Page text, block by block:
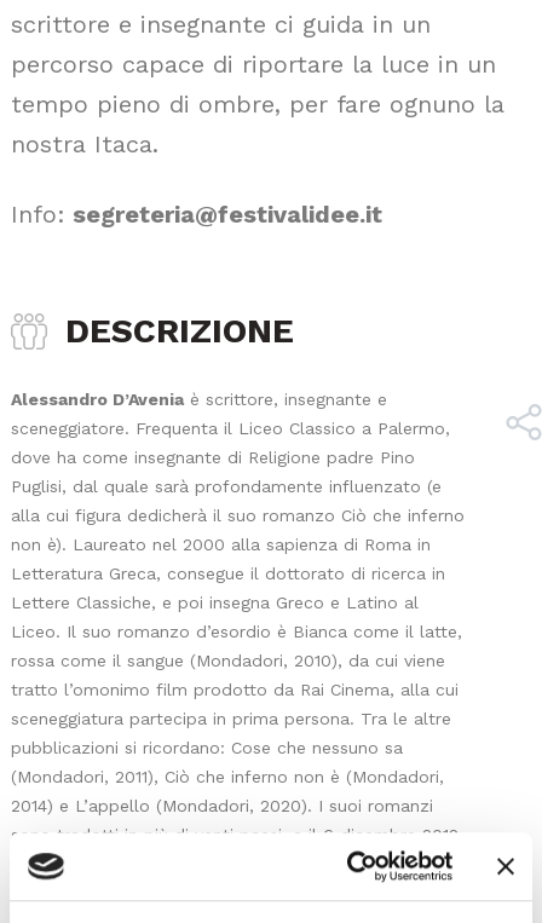
scrittore e insegnante ci guida in un
percorso capace di riportare la luce in un
tempo pieno di ombre, per fare ognuno la
nostra Itaca.
Info: segreteria@festivalidee.it
DESCRIZIONE
Alessandro D’Avenia è scrittore, insegnante e
sceneggiatore. Frequenta il Liceo Classico a Palermo,
dove ha come insegnante di Religione padre Pino
Puglisi, dal quale sarà profondamente influenzato (e
alla cui figura dedicherà il suo romanzo Ciò che inferno
non è). Laureato nel 2000 alla sapienza di Roma in
Letteratura Greca, consegue il dottorato di ricerca in
Lettere Classiche, e poi insegna Greco e Latino al
Liceo. Il suo romanzo d’esordio è Bianca come il latte,
rossa come il sangue (Mondadori, 2010), da cui viene
tratto l’omonimo film prodotto da Rai Cinema, alla cui
sceneggiatura partecipa in prima persona. Tra le altre
pubblicazioni si ricordano: Cose che nessuno sa
(Mondadori, 2011), Ciò che inferno non è (Mondadori,
2014) e L’appello (Mondadori, 2020). I suoi romanzi
sono tradotti in più di venti paesi, e il 6 dicembre 2012
ha ricevuto il Premio Internazionale padre Pino Puglisi